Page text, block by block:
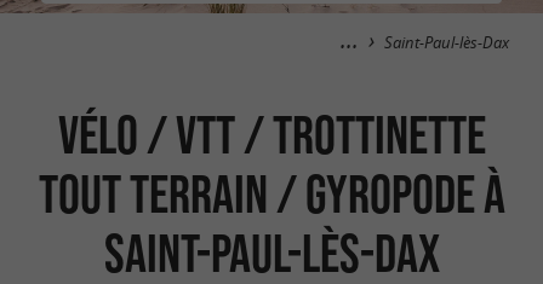
Saint-Paul-lès-Dax
Vélo / VTT / Trottinette
tout terrain / Gyropode à
Saint-Paul-lès-Dax